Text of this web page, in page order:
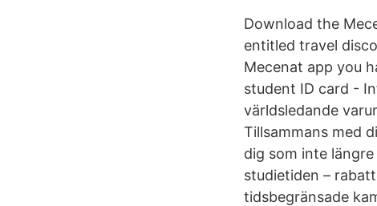
Download the
entitled travel
Mecenat app you
student ID card -
världsledande
Tillsammans med
dig som inte
studietiden –
tidsbegränsade